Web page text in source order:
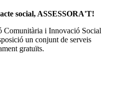
social, ASSESSORA'T!
Comunitària i Innovació Social
un conjunt de serveis
gratuïts.